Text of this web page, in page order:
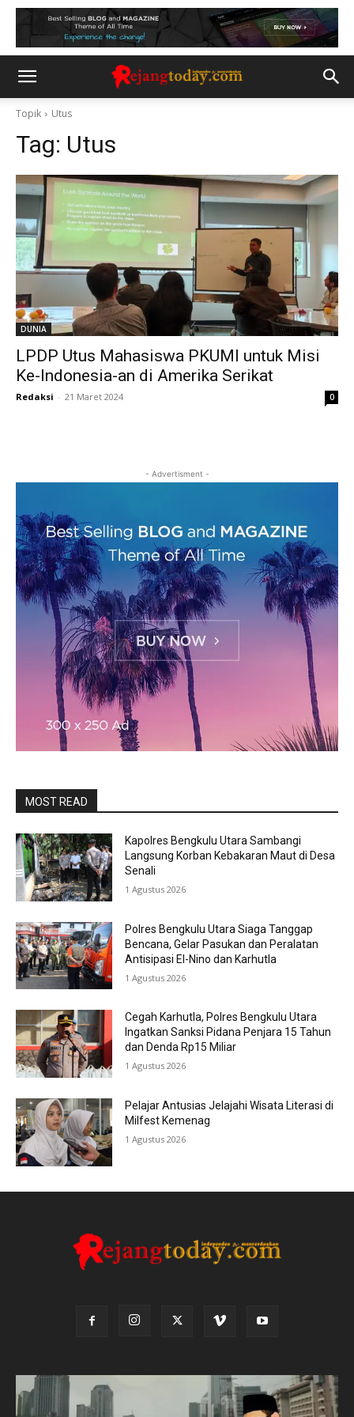
Topik Utus
Tag: Utus
DUNIA
LPDP Utus Mahasiswa PKUMI untuk Misi
Ke-Indonesia-an di Amerika Serikat
Redaksi - 21 Maret 2024 0
- Advertisment -
MOST READ
Kapolres Bengkulu Utara Sambangi
Langsung Korban Kebakaran Maut di Desa
Senali
1 Agustus 2026
Polres Bengkulu Utara Siaga Tanggap
Bencana, Gelar Pasukan dan Peralatan
Antisipasi El-Nino dan Karhutla
1 Agustus 2026
Cegah Karhutla, Polres Bengkulu Utara
Ingatkan Sanksi Pidana Penjara 15 Tahun
dan Denda Rp15 Miliar
1 Agustus 2026
Pelajar Antusias Jelajahi Wisata Literasi di
Milfest Kemenag
1 Agustus 2026